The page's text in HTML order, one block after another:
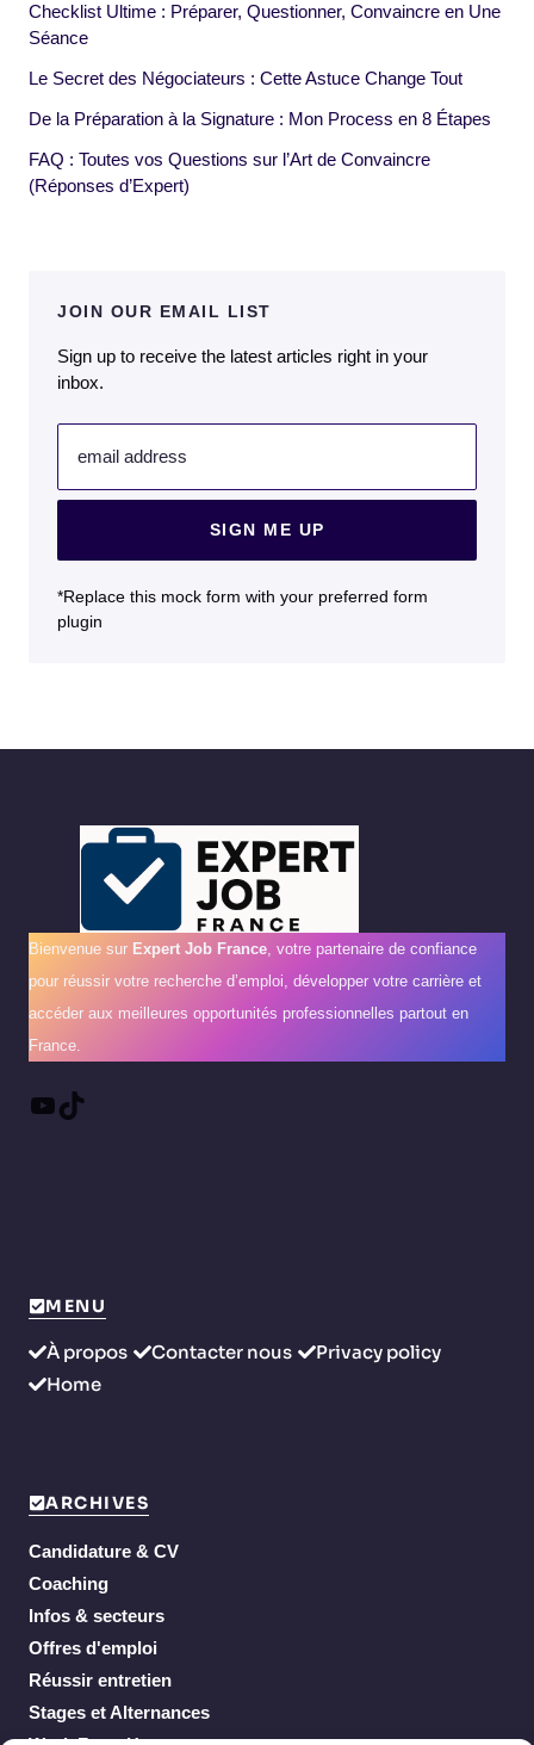
Checklist Ultime : Préparer, Questionner, Convaincre en Une
Séance
Le Secret des Négociateurs : Cette Astuce Change Tout
De la Préparation à la Signature : Mon Process en 8 Étapes
FAQ : Toutes vos Questions sur l’Art de Convaincre
(Réponses d’Expert)
JOIN OUR EMAIL LIST
Sign up to receive the latest articles right in your
inbox.
email address
SIGN ME UP
*Replace this mock form with your preferred form
plugin
Bienvenue sur Expert Job France , votre partenaire de confiance
pour réussir votre recherche d’emploi, développer votre carrière et
accéder aux meilleures opportunités professionnelles partout en
France.
YouTube
TikTok
MENU
À propos Contacter nous
Privacy policy
Home
ARCHIVES
Candidature & CV
Coaching
Infos & secteurs
Offres d'emploi
Réussir entretien
Stages et Alternances